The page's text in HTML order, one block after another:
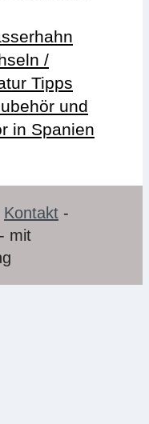
/
Tipps
und
in Spanien
Kontakt -
- mit